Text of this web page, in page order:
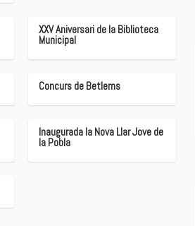
XXV Aniversari de la Biblioteca
Municipal
Concurs de Betlems
Inaugurada la Nova Llar Jove de
la Pobla